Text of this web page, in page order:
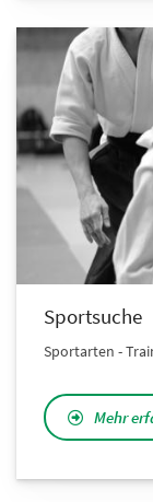
Sportsuche
Sportarten -
Mehr